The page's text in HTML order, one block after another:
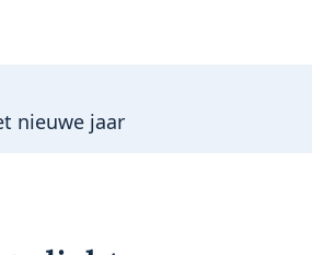
nieuwe jaar